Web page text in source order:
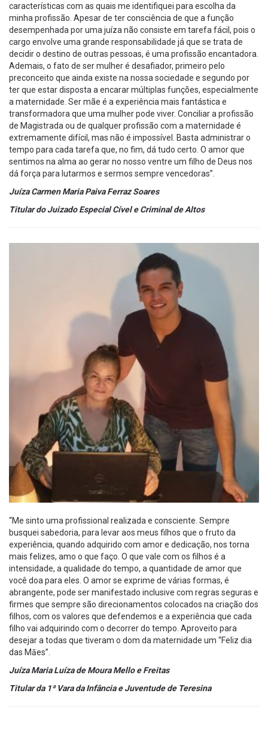
características com as quais me identifiquei para escolha da
minha profissão. Apesar de ter consciência de que a função
desempenhada por uma juíza não consiste em tarefa fácil, pois o
cargo envolve uma grande responsabilidade já que se trata de
decidir o destino de outras pessoas, é uma profissão encantadora.
Ademais, o fato de ser mulher é desafiador, primeiro pelo
preconceito que ainda existe na nossa sociedade e segundo por
ter que estar disposta a encarar múltiplas funções, especialmente
a maternidade. Ser mãe é a experiência mais fantástica e
transformadora que uma mulher pode viver. Conciliar a profissão
de Magistrada ou de qualquer profissão com a maternidade é
extremamente difícil, mas não é impossível. Basta administrar o
tempo para cada tarefa que, no fim, dá tudo certo. O amor que
sentimos na alma ao gerar no nosso ventre um filho de Deus nos
dá força para lutarmos e sermos sempre vencedoras”.
Juíza Carmen Maria Paiva Ferraz Soares
Titular do Juizado Especial Cível e Criminal de Altos
“Me sinto uma profissional realizada e consciente. Sempre
busquei sabedoria, para levar aos meus filhos que o fruto da
experiência, quando adquirido com amor e dedicação, nos torna
mais felizes, amo o que faço. O que vale com os filhos é a
intensidade, a qualidade do tempo, a quantidade de amor que
você doa para eles. O amor se exprime de várias formas, é
abrangente, pode ser manifestado inclusive com regras seguras e
firmes que sempre são direcionamentos colocados na criação dos
filhos, com os valores que defendemos e a experiência que cada
filho vai adquirindo com o decorrer do tempo. Aproveito para
desejar a todas que tiveram o dom da maternidade um “Feliz dia
das Māes”.
Juíza Maria Luíza de Moura Mello e Freitas
Titular da 1ª Vara da Infância e Juventude de Teresina